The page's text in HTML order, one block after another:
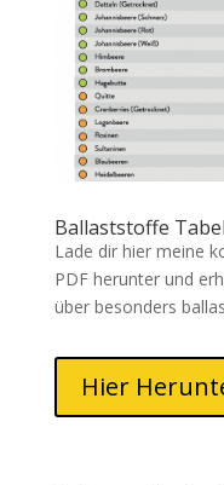
Ballaststoffe
Lade dir hier meine
PDF herunter und
über besonders
Hier